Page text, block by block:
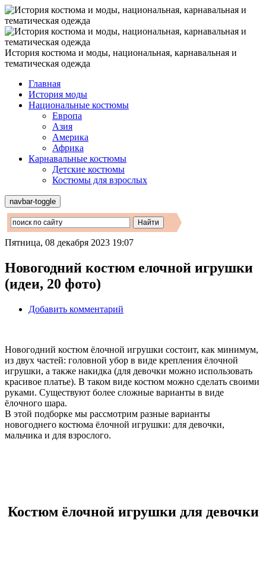
История костюма и моды, национальная, карнавальная и
тематическая одежда
Главная
История моды
Национальные костюмы
Европа
Азия
Америка
Африка
Карнавальные костюмы
Детские костюмы
Костюмы для взрослых
navbar-toggle
Пятница, 08 декабря 2023 19:07
Новогодний костюм елочной игрушки
(идеи, 20 фото)
Добавить комментарий
Новогодний костюм ёлочной игрушки состоит, как минимум,
из двух частей: головной убор в виде крепления ёлочной
игрушки, а также накидка (для девочки можно использовать
красивое платье). В таком виде костюм можно сделать своими
руками. Существуют более сложные варианты в виде
ёлочного шара.
В этой подборке мы рассмотрим разные варианты
новогоднего костюма ёлочной игрушки: для девочки,
мальчика и для взрослого.
Костюм ёлочной игрушки для девочки